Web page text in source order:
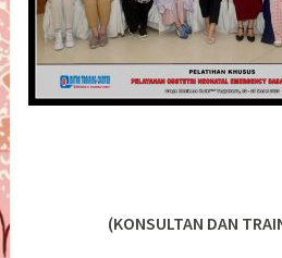
(KONSULTAN DAN